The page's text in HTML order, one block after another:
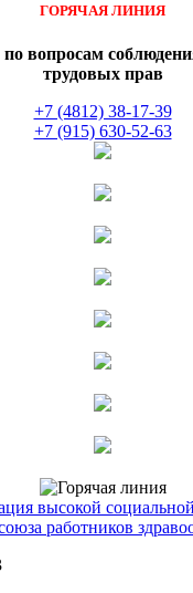
ГОРЯЧАЯ ЛИНИЯ
по вопросам
трудовых прав
+7 (4812) 38-17-39
+7 (915) 630-52-63
высокой
работников